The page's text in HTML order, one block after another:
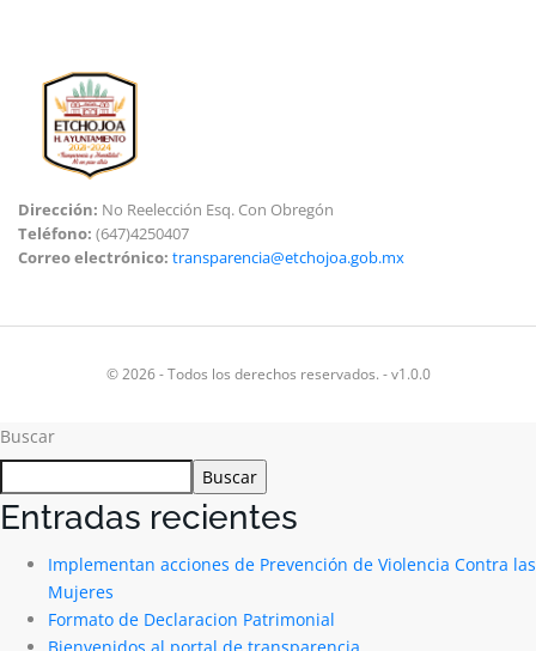
Dirección: No Reelección Esq. Con Obregón
Teléfono: (647)4250407
Correo electrónico: transparencia@etchojoa.gob.mx
© 2026 - Todos los derechos reservados. - v1.0.0
Buscar
Buscar
Entradas recientes
Implementan acciones de Prevención de Violencia Contra las
Mujeres
Formato de Declaracion Patrimonial
Bienvenidos al portal de transparencia